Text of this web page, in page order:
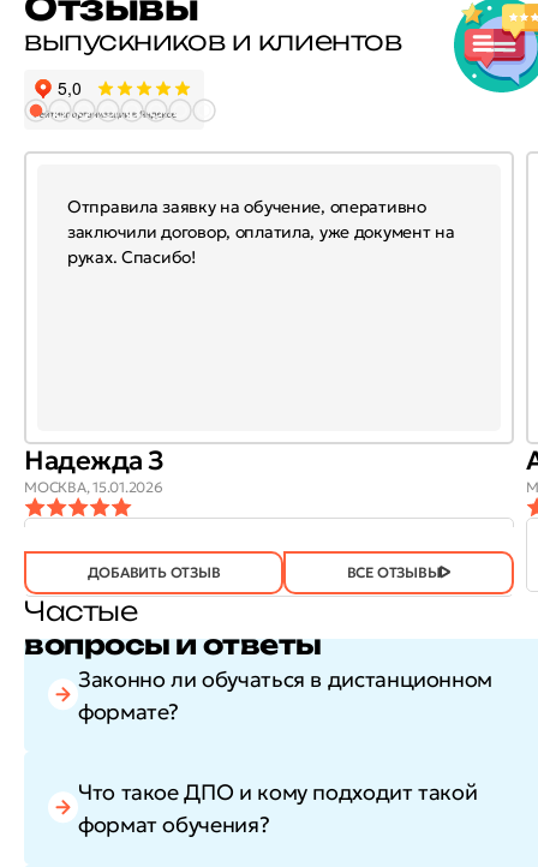
выпускников и клиентов
Отправила заявку на обучение, оперативно
заключили договор, оплатила, уже документ на
руках. Спасибо!
Надежда З
МОСКВА,15.01.2026
ПОЛЕЗЕН?
ДА(746) НЕТ(23)
ДОБАВИТЬ ОТЗЫВ ВСЕ ОТЗЫВЫ
Частые
вопросы и ответы
Законно ли обучаться в дистанционном
формате?
Что такое ДПО и кому подходит такой
формат обучения?